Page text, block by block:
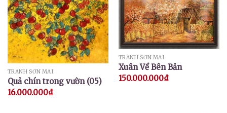
TRANH SƠN MÀI
Quả chín trong vườn (05)
16.000.000₫
TRANH SƠN MÀI
Xuân Về Bên Bản
150.000.000₫